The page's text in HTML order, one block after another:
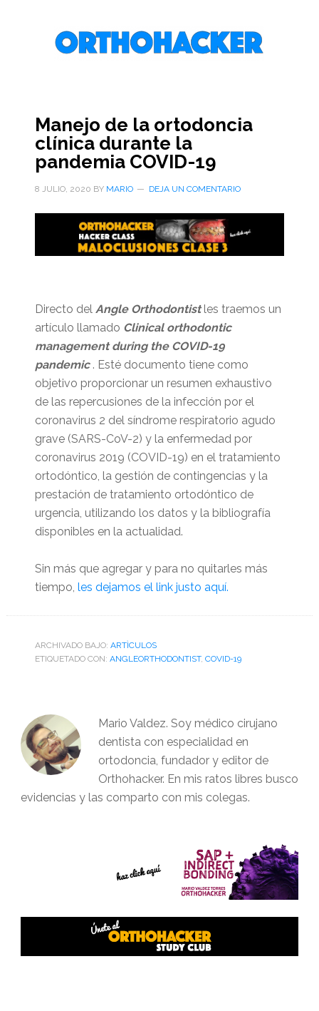
Manejo de la ortodoncia
clínica durante la
pandemia COVID-19
8 JULIO, 2020 BY MARIO DEJA UN COMENTARIO
Directo del Angle Orthodontistles traemos un
artículo llamado Clinical orthodontic
management during the COVID-19
pandemic. Esté documento tiene como
objetivo proporcionar un resumen exhaustivo
de las repercusiones de la infección por el
coronavirus 2 del síndrome respiratorio agudo
grave (SARS-CoV-2) y la enfermedad por
coronavirus 2019 (COVID-19) en el tratamiento
ortodóntico, la gestión de contingencias y la
prestación de tratamiento ortodóntico de
urgencia, utilizando los datos y la bibliografía
disponibles en la actualidad.
Sin más que agregar y para no quitarles más
tiempo, les dejamos el link justo aquí.
ARCHIVADO BAJO: ARTÌCULOS
ETIQUETADO CON: ANGLEORTHODONTIST, COVID-19
Mario Valdez. Soy médico cirujano
dentista con especialidad en
ortodoncia, fundador y editor de
Orthohacker. En mis ratos libres busco
evidencias y las comparto con mis colegas.